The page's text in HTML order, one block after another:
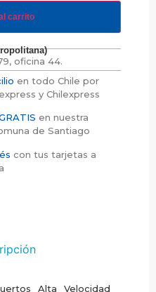
carrito
oficina 44.
en todo Chile por
y Chilexpress
en nuestra
de Santiago
con tus tarjetas a
Alta Velocidad